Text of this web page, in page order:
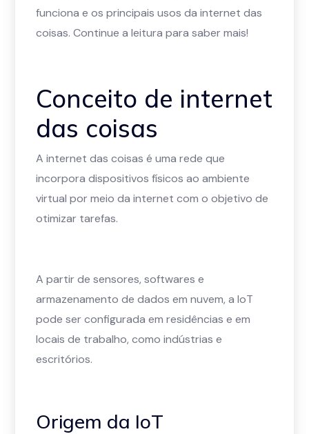
funciona e os principais usos da internet das
coisas. Continue a leitura para saber mais!
Conceito de internet
das coisas
A internet das coisas é uma rede que
incorpora dispositivos físicos ao ambiente
virtual por meio da internet com o objetivo de
otimizar tarefas.
A partir de sensores, softwares e
armazenamento de dados em nuvem, a IoT
pode ser configurada em residências e em
locais de trabalho, como indústrias e
escritórios.
Origem da IoT